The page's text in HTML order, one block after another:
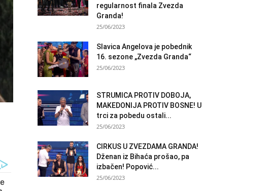
regularnost finala Zvezda
Granda!
25/06/2023
Slavica Angelova je pobednik
16. sezone „Zvezda Granda“
25/06/2023
STRUMICA PROTIV DOBOJA,
MAKEDONIJA PROTIV BOSNE! U
trci za pobedu ostali...
25/06/2023
CIRKUS U ZVEZDAMA GRANDA!
Dženan iz Bihaća prošao, pa
izbačen! Popović...
25/06/2023